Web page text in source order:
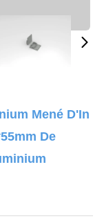
Mené D'In
De